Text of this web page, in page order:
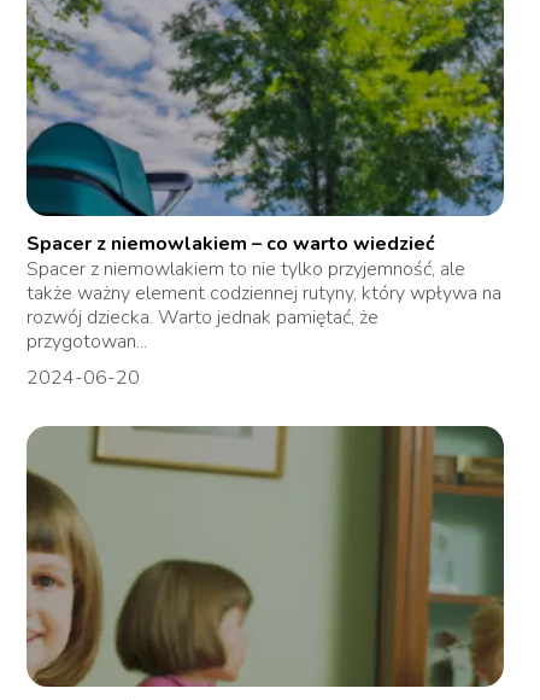
Spacer z niemowlakiem – co warto wiedzieć
Spacer z niemowlakiem to nie tylko przyjemność, ale
także ważny element codziennej rutyny, który wpływa na
rozwój dziecka. Warto jednak pamiętać, że
przygotowan...
2024-06-20